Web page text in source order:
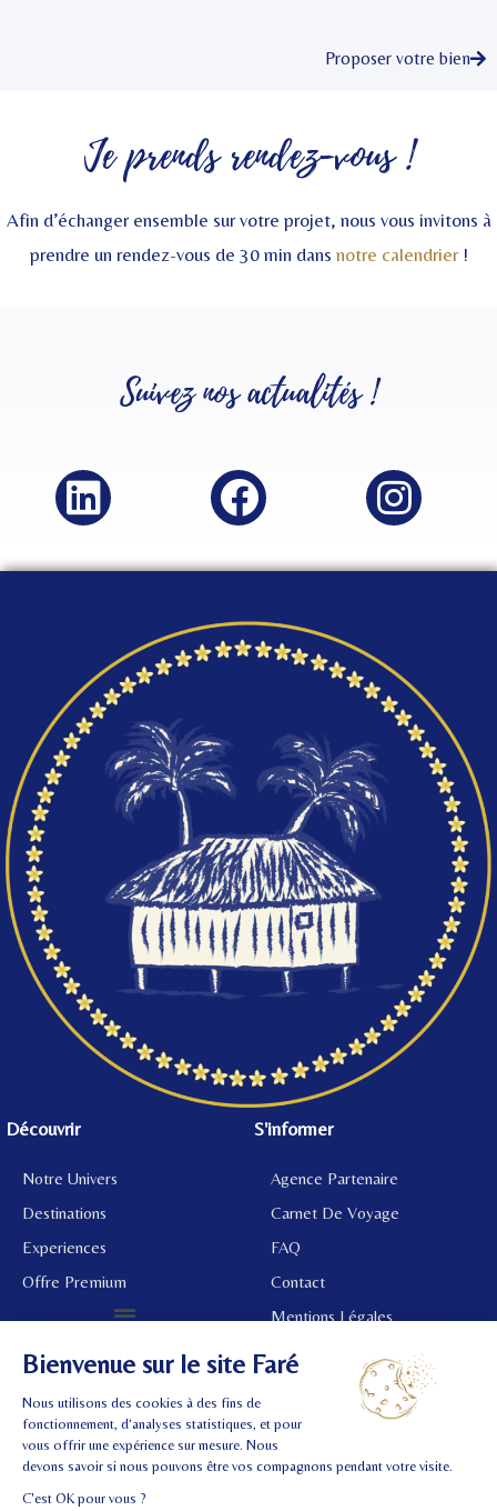
Proposer votre bien
Je prends rendez-vous !
Afin d’échanger ensemble sur votre projet, nous vous invitons à
prendre un rendez-vous de 30 min dans notre calendrier!
Suivez nosactualités !
Découvrir
Notre Univers
Destinations
Experiences
Offre Premium
S'informer
Agence Partenaire
Carnet De Voyage
FAQ
Contact
Mentions Légales